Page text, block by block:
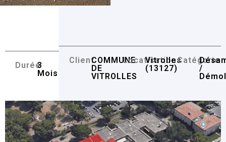
Durée
3
Mois
ClientCOMMUNE
DE
VITROLLES
Locatisation
Vitrolles
(13127)
Catégorie
/